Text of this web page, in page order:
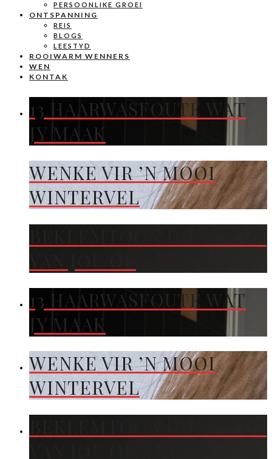
PERSOONLIKE GROEI
ONTSPANNING
REIS
BLOGS
LEESTYD
ROOIWARM WENNERS
WEN
KONTAK
13 HAARWASFOUTE WAT
JY MAAK
WENKE VIR ’N MOOI
WINTERVEL
13 HAARWASFOUTE WAT
JY MAAK
WENKE VIR ’N MOOI
WINTERVEL